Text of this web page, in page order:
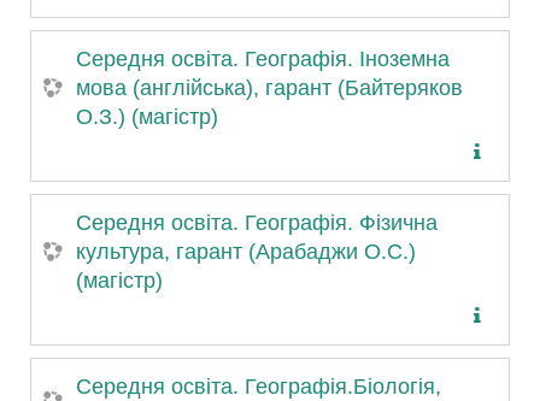
Середня освіта. Географія. Іноземна
мова (англійська), гарант (Байтеряков
О.З.) (магістр)
Середня освіта. Географія. Фізична
культура, гарант (Арабаджи О.С.)
(магістр)
Середня освіта. Географія.Біологія,